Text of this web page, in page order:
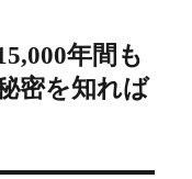
年間も
密を知れば